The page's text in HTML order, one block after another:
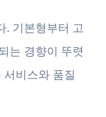
. 기본형부터 고
는 경향이 뚜렷
비스와 품질